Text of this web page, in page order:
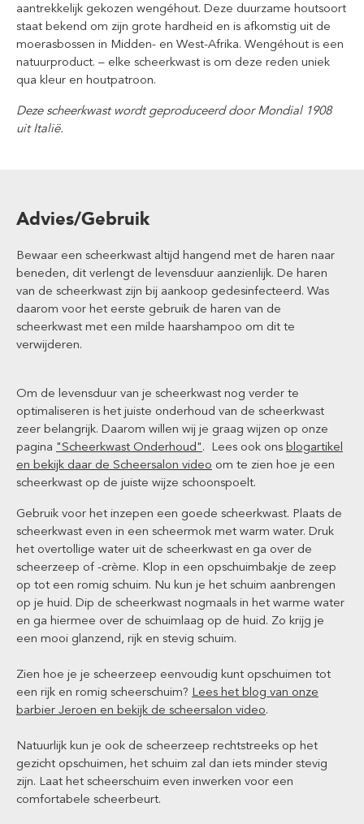
aantrekkelijk gekozen wengéhout. Deze duurzame houtsoort
staat bekend om zijn grote hardheid en is afkomstig uit de
moerasbossen in Midden- en West-Afrika. Wengéhout is een
natuurproduct. – elke scheerkwast is om deze reden uniek
qua kleur en houtpatroon.
Deze scheerkwast wordt geproduceerd door Mondial 1908
uit Italië.
Advies/Gebruik
Bewaar een scheerkwast altijd hangend met de haren naar
beneden, dit verlengt de levensduur aanzienlijk. De haren
van de scheerkwast zijn bij aankoop gedesinfecteerd. Was
daarom voor het eerste gebruik de haren van de
scheerkwast met een milde haarshampoo om dit te
verwijderen.
Om de levensduur van je scheerkwast nog verder te
optimaliseren is het juiste onderhoud van de scheerkwast
zeer belangrijk. Daarom willen wij je graag wijzen op onze
pagina "Scheerkwast Onderhoud". Lees ook ons blogartikel
en bekijk daar de Scheersalon video om te zien hoe je een
scheerkwast op de juiste wijze schoonspoelt.
Gebruik voor het inzepen een goede scheerkwast. Plaats de
scheerkwast even in een scheermok met warm water. Druk
het overtollige water uit de scheerkwast en ga over de
scheerzeep of -crème. Klop in een opschuimbakje de zeep
op tot een romig schuim. Nu kun je het schuim aanbrengen
op je huid. Dip de scheerkwast nogmaals in het warme water
en ga hiermee over de schuimlaag op de huid. Zo krijg je
een mooi glanzend, rijk en stevig schuim.
Zien hoe je je scheerzeep eenvoudig kunt opschuimen tot
een rijk en romig scheerschuim? Lees het blog van onze
barbier Jeroen en bekijk de scheersalon video.
Natuurlijk kun je ook de scheerzeep rechtstreeks op het
gezicht opschuimen, het schuim zal dan iets minder stevig
zijn. Laat het scheerschuim even inwerken voor een
comfortabele scheerbeurt.